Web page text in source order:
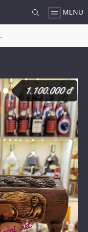
MENU
Wines S88